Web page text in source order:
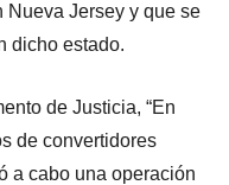
Nueva Jersey y que se
dicho estado.
de Justicia, “En
de convertidores
a cabo una operación